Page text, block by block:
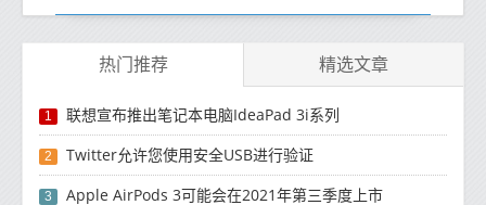
热门推荐 精选文章
1 联想宣布推出笔记本电脑IdeaPad 3i系列
2 Twitter允许您使用安全USB进行验证
3 Apple AirPods 3可能会在2021年第三季度上市